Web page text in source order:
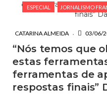
ESPECIAL JORNALISMO
CATARINA ALMEIDA 03/06/
“Nós temos que
estas
ferramentas de
respostas finais”